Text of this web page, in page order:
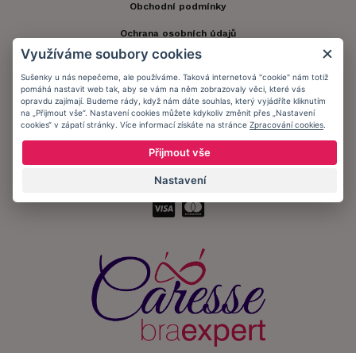
Obchodní podmínky
Ochrana osobních údajů
Informační memorandum
Zůstaňte s námi v kontaktu.
Přijímáme platby:
Využíváme soubory cookies
Sušenky u nás nepečeme, ale používáme. Taková internetová "cookie" nám totiž
pomáhá nastavit web tak, aby se vám na něm zobrazovaly věci, které vás
opravdu zajímají. Budeme rády, když nám dáte souhlas, který vyjádříte kliknutím
na „Přijmout vše“. Nastavení cookies můžete kdykoliv změnit přes „Nastavení
cookies“ v zápatí stránky. Více informací získáte na stránce Zpracování cookies
Přijmout vše
Nastavení